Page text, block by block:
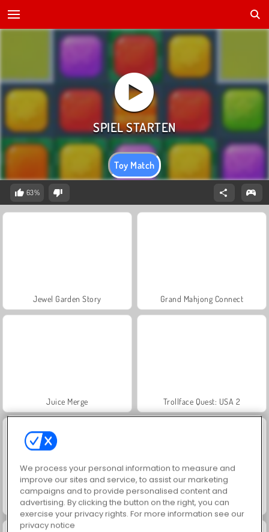
Toy Match
63%
Jewel Garden Story Grand Mahjong Connect
Juice Merge Trollface Quest: USA 2
Masha and the Bear: Meadows Scala 40
We process your personal information to measure and
improve our sites and service, to assist our marketing
campaigns and to provide personalised content and
advertising. By clicking the button on the right, you can
exercise your privacy rights. For more information see our
privacy notice